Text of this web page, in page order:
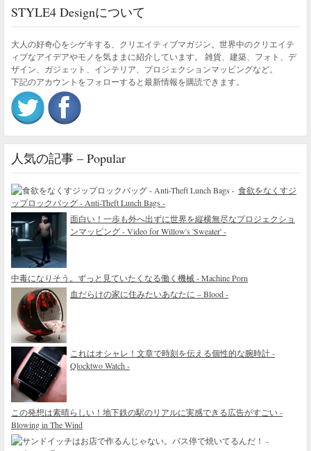
STYLE4 Designについて
大人の好奇心をシゲキする、クリエイティブマガジン。世界中のクリエイテ
ィブなアイデアやモノを気ままに紹介しています。 雑貨、建築、フォト、デ
ザイン、ガジェット、インテリア、プロジェクションマッピングなど。
下記のアカウントをフォローすると最新情報を購読できます。
人気の記事 – Popular
食欲をなくすジ
ップロックバッグ - Anti-Theft Lunch Bags -
面白い！一歩も外へ出ずに世界を縦横無尽なプロジェクショ
ンマッピング - Video for Willow's 'Sweater' -
中毒になりそう。ずっと見ていたくなる働く機械 - Machine Porn
血だらけの家に住みたいあなたに – Blood -
これはオシャレ！文章で時刻を伝える個性的な腕時計 -
Qlocktwo Watch -
この発想は素晴らしい！地下鉄の駅のリアルに実感できる広告がすごい -
Blowing in The Wind